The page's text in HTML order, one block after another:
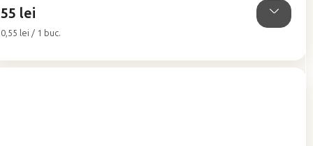
stele.
55 lei
Evaluare
0,55 lei / 1 buc.